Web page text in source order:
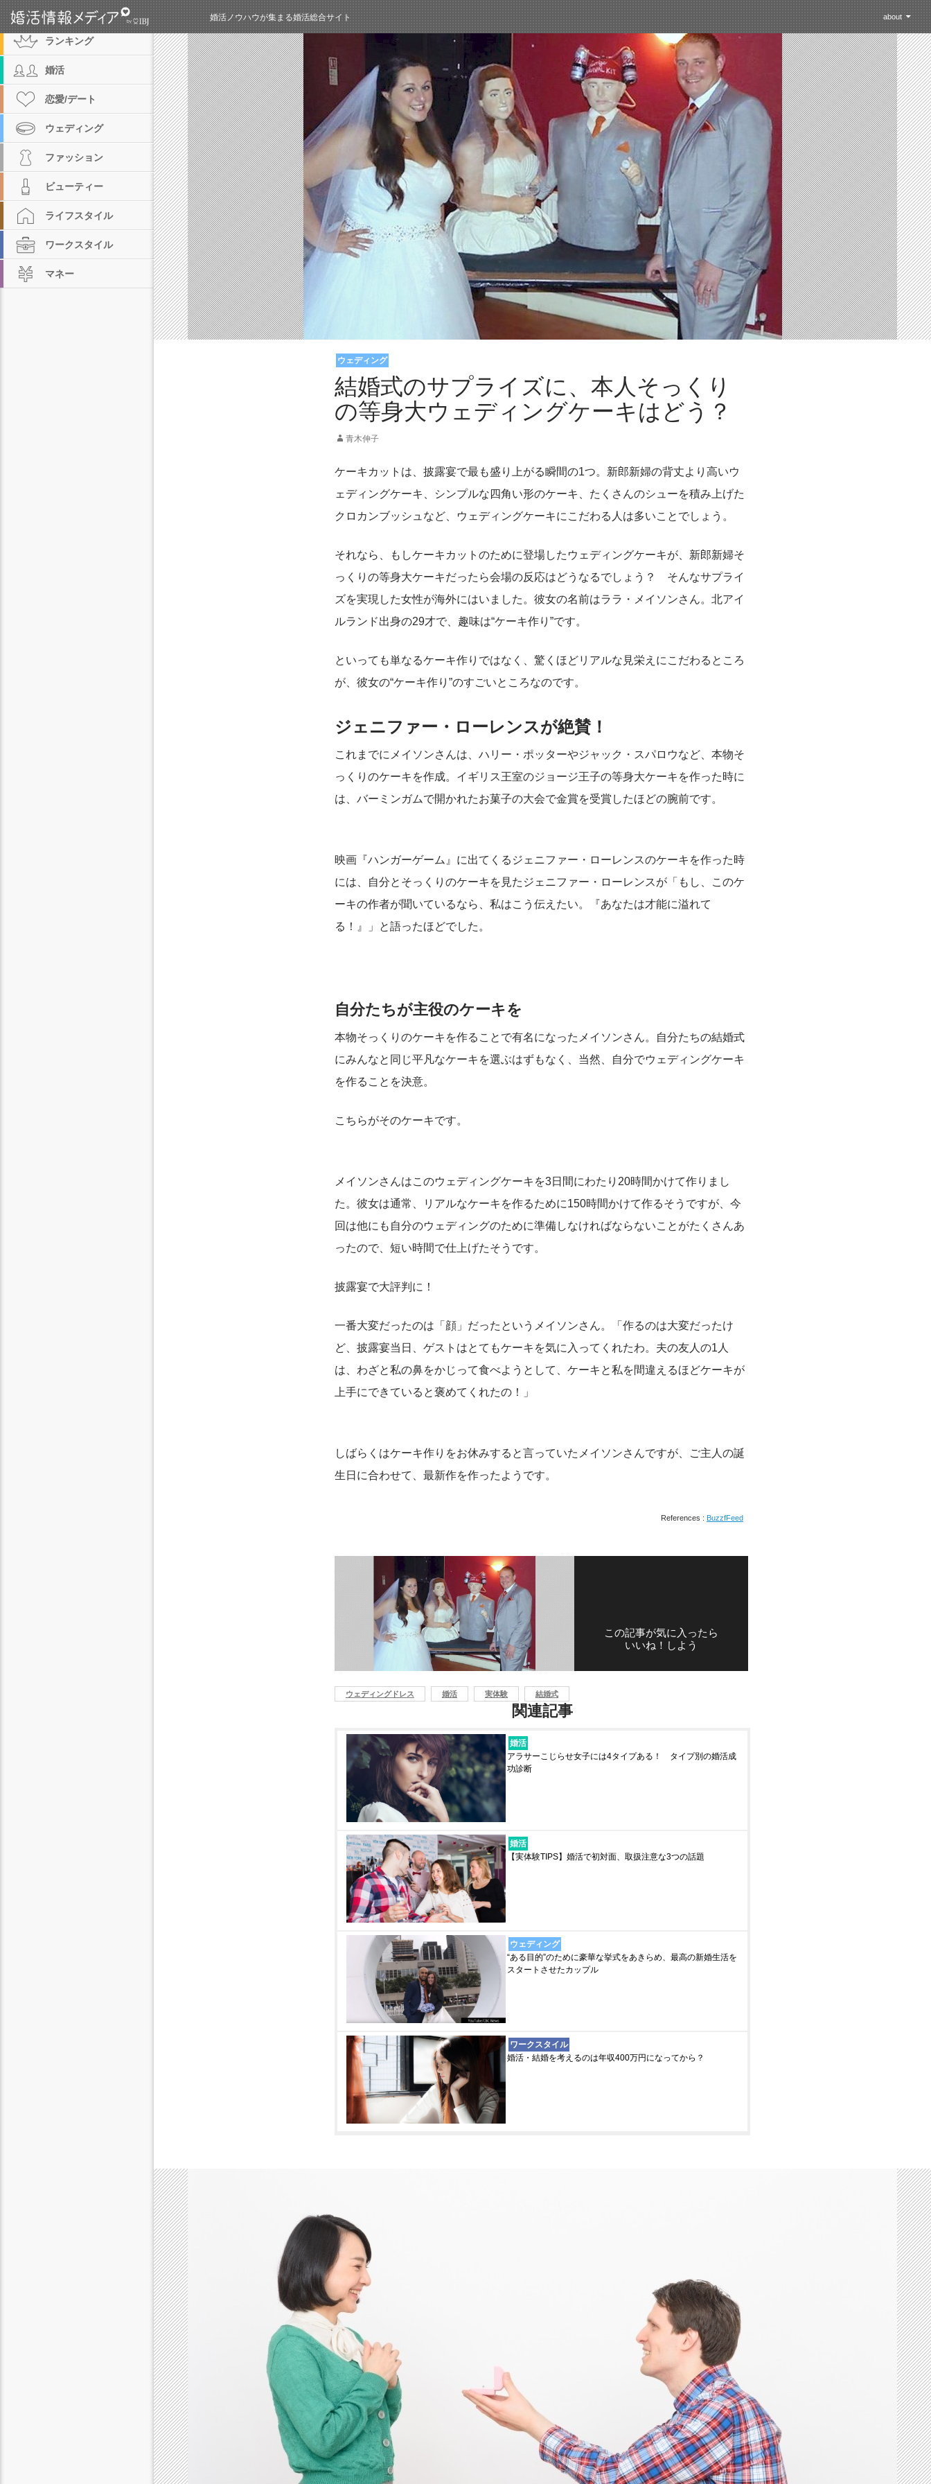
婚活ノウハウが集まる婚活総合サイト
about
ウェディング
結婚式のサプライズに、本人そっくり
の等身大ウェディングケーキはどう？
青木伸子
ケーキカットは、披露宴で最も盛り上がる瞬間の1つ。新郎新婦の背丈より高いウ
ェディングケーキ、シンプルな四角い形のケーキ、たくさんのシューを積み上げた
クロカンブッシュなど、ウェディングケーキにこだわる人は多いことでしょう。
それなら、もしケーキカットのために登場したウェディングケーキが、新郎新婦そ
っくりの等身大ケーキだったら会場の反応はどうなるでしょう？ そんなサプライ
ズを実現した女性が海外にはいました。彼女の名前はララ・メイソンさん。北アイ
ルランド出身の29才で、趣味は“ケーキ作り”です。
といっても単なるケーキ作りではなく、驚くほどリアルな見栄えにこだわるところ
が、彼女の“ケーキ作り”のすごいところなのです。
ジェニファー・ローレンスが絶賛！
これまでにメイソンさんは、ハリー・ポッターやジャック・スパロウなど、本物そ
っくりのケーキを作成。イギリス王室のジョージ王子の等身大ケーキを作った時に
は、バーミンガムで開かれたお菓子の大会で金賞を受賞したほどの腕前です。
映画『ハンガーゲーム』に出てくるジェニファー・ローレンスのケーキを作った時
には、自分とそっくりのケーキを見たジェニファー・ローレンスが「もし、このケ
ーキの作者が聞いているなら、私はこう伝えたい。『あなたは才能に溢れて
る！』」と語ったほどでした。
自分たちが主役のケーキを
本物そっくりのケーキを作ることで有名になったメイソンさん。自分たちの結婚式
にみんなと同じ平凡なケーキを選ぶはずもなく、当然、自分でウェディングケーキ
を作ることを決意。
こちらがそのケーキです。
メイソンさんはこのウェディングケーキを3日間にわたり20時間かけて作りまし
た。彼女は通常、リアルなケーキを作るために150時間かけて作るそうですが、今
回は他にも自分のウェディングのために準備しなければならないことがたくさんあ
ったので、短い時間で仕上げたそうです。
披露宴で大評判に！
一番大変だったのは「顔」だったというメイソンさん。「作るのは大変だったけ
ど、披露宴当日、ゲストはとてもケーキを気に入ってくれたわ。夫の友人の1人
は、わざと私の鼻をかじって食べようとして、ケーキと私を間違えるほどケーキが
上手にできていると褒めてくれたの！」
しばらくはケーキ作りをお休みすると言っていたメイソンさんですが、ご主人の誕
生日に合わせて、最新作を作ったようです。
References : BuzzfFeed
この記事が気に入ったら
いいね！しよう
ウェディングドレス 婚活 実体験 結婚式
関連記事
婚活
アラサーこじらせ女子には4タイプある！ タイプ別の婚活成
功診断
婚活
【実体験TIPS】婚活で初対面、取扱注意な3つの話題
ウェディング
“ある目的”のために豪華な挙式をあきらめ、最高の新婚生活を
スタートさせたカップル
ワークスタイル
婚活・結婚を考えるのは年収400万円になってから？
カテゴリ
ランキング
婚活
恋愛/デート
ウェディング
ファッション
ビューティー
ライフスタイル
ワークスタイル
マネー